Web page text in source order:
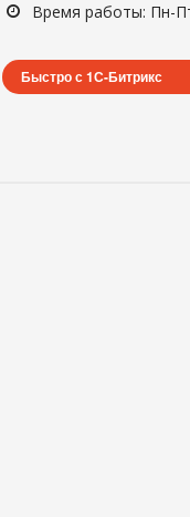
Время работы: Пн-
Быстро с 1С-Битрикс